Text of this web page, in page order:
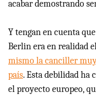
acabar demostrando
Y tengan en cuenta
Berlin era en realidad
mismo la canciller
país. Esta debilidad ha
el proyecto europeo,